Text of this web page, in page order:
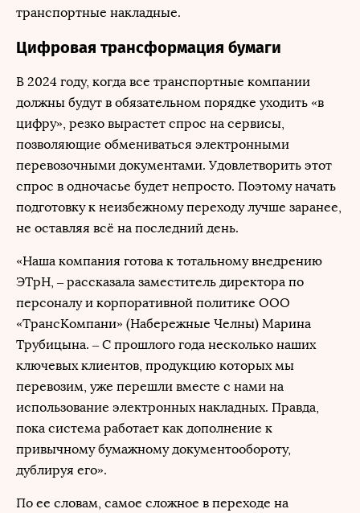
транспортные накладные.
Цифровая трансформация бумаги
В 2024 году, когда все транспортные компании
должны будут в обязательном порядке уходить «в
цифру», резко вырастет спрос на сервисы,
позволяющие обмениваться электронными
перевозочными документами. Удовлетворить этот
спрос в одночасье будет непросто. Поэтому начать
подготовку к неизбежному переходу лучше заранее,
не оставляя всё на последний день.
«Наша компания готова к тотальному внедрению
ЭТрН, ‒ рассказала заместитель директора по
персоналу и корпоративной политике ООО
«ТрансКомпани» (Набережные Челны) Марина
Трубицына. – С прошлого года несколько наших
ключевых клиентов, продукцию которых мы
перевозим, уже перешли вместе с нами на
использование электронных накладных. Правда,
пока система работает как дополнение к
привычному бумажному документообороту,
дублируя его».
По ее словам, самое сложное в переходе на